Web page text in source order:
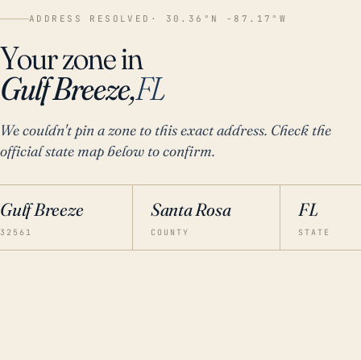
ADDRESS RESOLVED · 30.36°N -87.17°W
Your zone in
Gulf Breeze,FL
We couldn't pin a zone to this exact address. Check the
official state map below to confirm.
Gulf Breeze
32561
Santa Rosa
COUNTY
FL
STATE